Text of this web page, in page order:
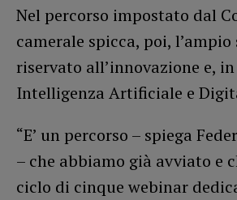
Nel percorso impostato dal
camerale spicca, poi, l’ampio
riservato all’innovazione e,
Intelligenza Artificiale e
“E’ un percorso – spiega
– che abbiamo già avviato e
ciclo di cinque webinar